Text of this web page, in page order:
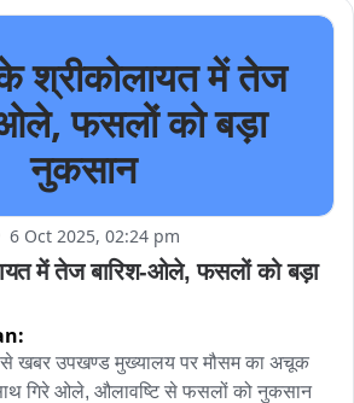
श्रीकोलायत में तेज
फसलों को बड़ा
नुकसान
6 Oct 2025, 02:24 pm
में तेज बारिश-ओले, फसलों को बड़ा
से खबर उपखण्ड मुख्यालय पर मौसम का अचूक
गिरे ओले, औलावष्टि से फसलों को नुकसान